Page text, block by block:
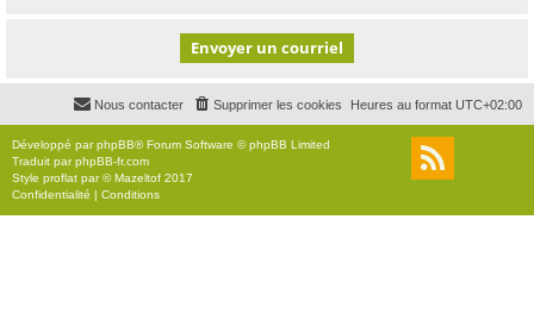
Heures au format UTC+02:00
Supprimer les cookies
Nous contacter
Développé parphpBB® Forum Software © phpBB Limited
Traduit parphpBB-fr.com
Style proflat par ©Mazeltof 2017
Confidentialité | Conditions